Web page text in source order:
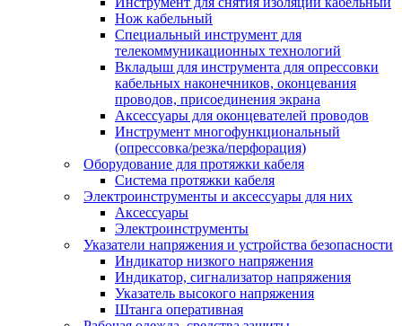
Нож кабельный
Специальный инструмент для
телекоммуникационных технологий
Вкладыш для инструмента для опрессовки
кабельных наконечников, оконцевания
проводов, присоединения экрана
Аксессуары для оконцевателей проводов
Инструмент многофункциональный
(опрессовка/резка/перфорация)
Оборудование для протяжки кабеля
Система протяжки кабеля
Электроинструменты и аксессуары для них
Аксессуары
Электроинструменты
Указатели напряжения и устройства безопасности
Индикатор низкого напряжения
Индикатор, сигнализатор напряжения
Указатель высокого напряжения
Штанга оперативная